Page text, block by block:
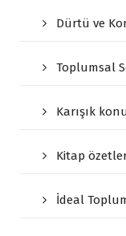
Dürtü ve
Toplumsal
Karışık
Kitap
İdeal